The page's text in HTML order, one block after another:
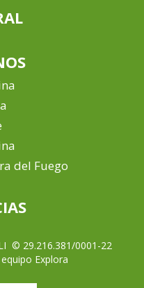
del Fuego
© 29.216.381/0001-22
Explora